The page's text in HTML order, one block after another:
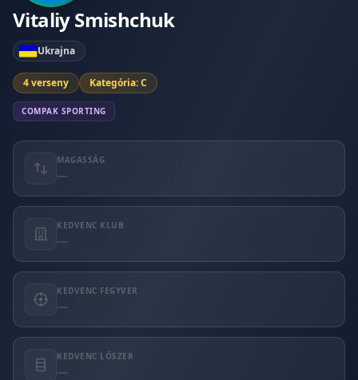
Vitaliy Smishchuk
Ukrajna
4 verseny Kategória: C
COMPAK SPORTING
MAGASSÁG
—
KEDVENC KLUB
—
KEDVENC FEGYVER
—
KEDVENC LŐSZER
—